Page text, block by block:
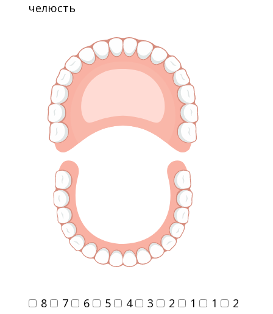
челюсть
8 7 6 5 4 3 2 1 1
2